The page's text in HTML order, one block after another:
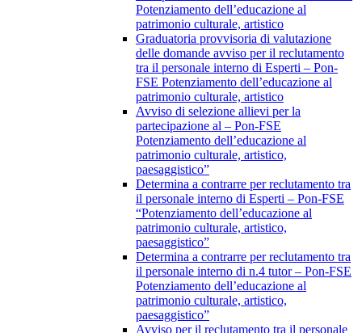
Potenziamento dell’educazione al
patrimonio culturale, artistico
Graduatoria provvisoria di valutazione
delle domande avviso per il reclutamento
tra il personale interno di Esperti – Pon-
FSE Potenziamento dell’educazione al
patrimonio culturale, artistico
Avviso di selezione allievi per la
partecipazione al – Pon-FSE
Potenziamento dell’educazione al
patrimonio culturale, artistico,
paesaggistico”
Determina a contrarre per reclutamento tra
il personale interno di Esperti – Pon-FSE
“Potenziamento dell’educazione al
patrimonio culturale, artistico,
paesaggistico”
Determina a contrarre per reclutamento tra
il personale interno di n.4 tutor – Pon-FSE
Potenziamento dell’educazione al
patrimonio culturale, artistico,
paesaggistico”
Avviso per il reclutamento tra il personale